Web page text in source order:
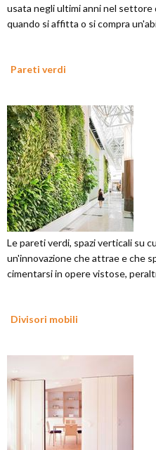
usata negli ultimi anni nel
quando si affitta o si compra
Pareti verdi
Le pareti verdi, spazi verticali su
un'innovazione che attrae e che
cimentarsi in opere vistose,
Divisori mobili